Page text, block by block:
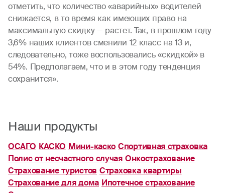
отметить, что количество «аварийных» водителей
снижается, в то время как имеющих право на
максимальную скидку — растет. Так, в прошлом году
3,6% наших клиентов сменили 12 класс на 13 и,
следовательно, тоже воспользовались «скидкой» в
54%. Предполагаем, что и в этом году тенденция
сохранится».
Наши продукты
ОСАГО КАСКО Мини-каско Спортивная страховка
Полис от несчастного случая Онкострахование
Страхование туристов Страховка квартиры
Страхование для дома Ипотечное страхование